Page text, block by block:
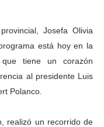
Josefa Olivia
está hoy en la
tiene un corazón
al presidente Luis
Polanco.
realizó un recorrido de